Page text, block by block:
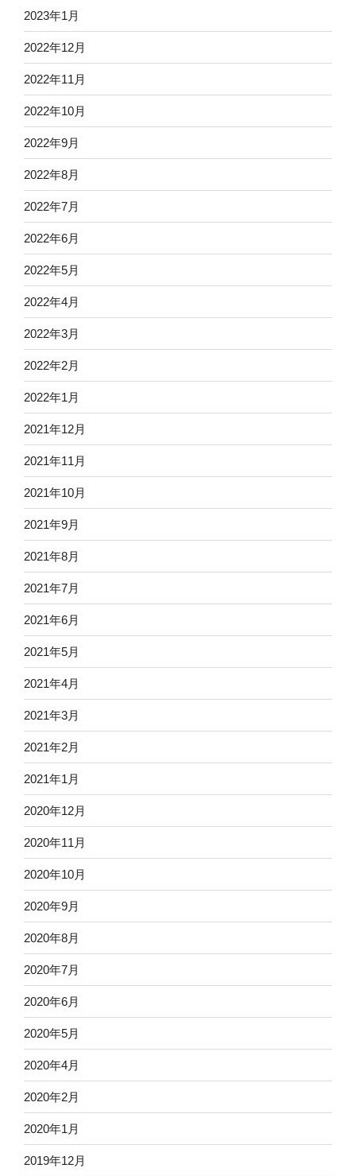
2023年1月
2022年12月
2022年11月
2022年10月
2022年9月
2022年8月
2022年7月
2022年6月
2022年5月
2022年4月
2022年3月
2022年2月
2022年1月
2021年12月
2021年11月
2021年10月
2021年9月
2021年8月
2021年7月
2021年6月
2021年5月
2021年4月
2021年3月
2021年2月
2021年1月
2020年12月
2020年11月
2020年10月
2020年9月
2020年8月
2020年7月
2020年6月
2020年5月
2020年4月
2020年2月
2020年1月
2019年12月